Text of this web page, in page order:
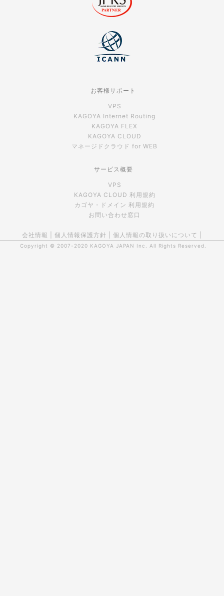
お客様サポート
VPS
KAGOYA Internet Routing
KAGOYA FLEX
KAGOYA CLOUD
マネージドクラウド for WEB
サービス概要
VPS
KAGOYA CLOUD 利用規約
カゴヤ・ドメイン 利用規約
お問い合わせ窓口
会社情報 個人情報保護方針 個人情報の取り扱いについて
Copyright © 2007-2020 KAGOYA JAPAN Inc. All Rights Reserved.